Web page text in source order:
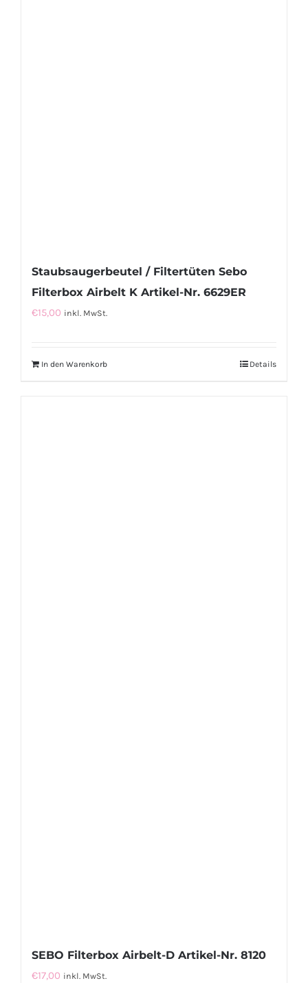
Staubsaugerbeutel / Filtertüten Sebo
Filterbox Airbelt K Artikel-Nr. 6629ER
€15,00 inkl. MwSt.
In den Warenkorb Details
SEBO Filterbox Airbelt-D Artikel-Nr. 8120
€17,00 inkl. MwSt.